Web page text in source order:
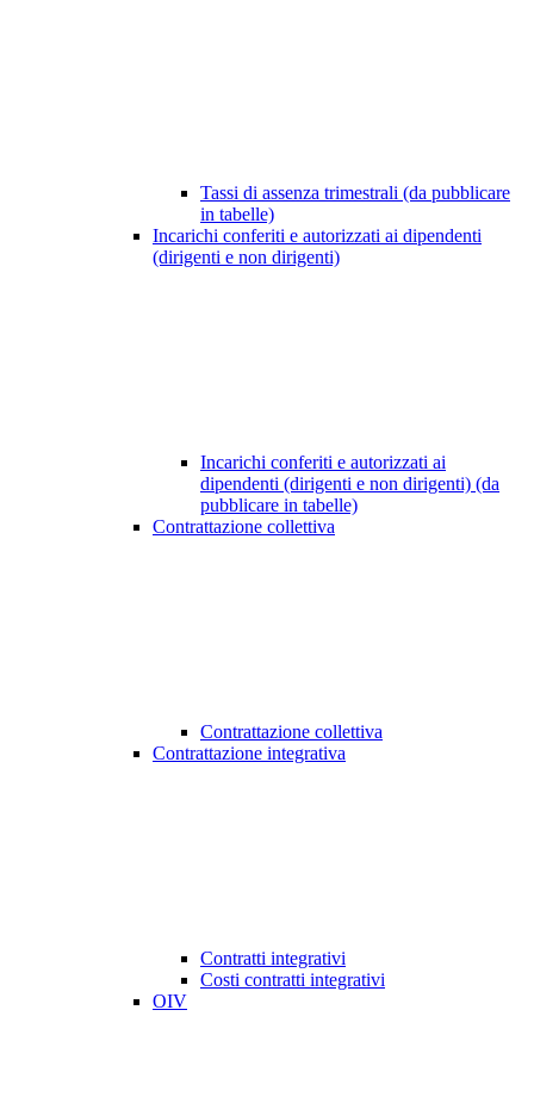
Tassi di assenza trimestrali (da pubblicare
in tabelle)
Incarichi conferiti e autorizzati ai dipendenti
(dirigenti e non dirigenti)
Incarichi conferiti e autorizzati ai
dipendenti (dirigenti e non dirigenti) (da
pubblicare in tabelle)
Contrattazione collettiva
Contrattazione collettiva
Contrattazione integrativa
Contratti integrativi
Costi contratti integrativi
OIV